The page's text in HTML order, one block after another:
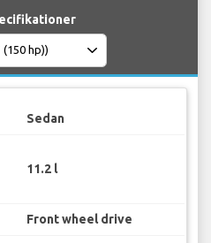
Sedan
11.2 l
Front wheel drive